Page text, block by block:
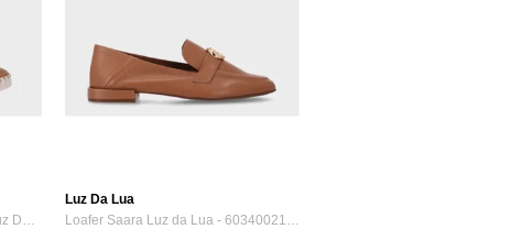
Tênis Luz da Lua - 60130048 Luz Da Lua Terracota
Luz Da Lua
Loafer Saara Luz da Lua - 60340021 Luz D...